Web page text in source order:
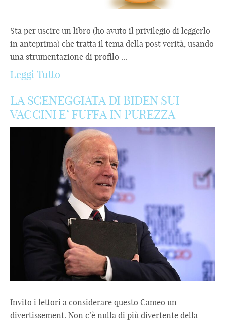
Sta per uscire un libro (ho avuto il privilegio di leggerlo
in anteprima) che tratta il tema della post verità, usando
una strumentazione di profilo ...
Leggi Tutto
LA SCENEGGIATA DI BIDEN SUI
VACCINI E’ FUFFA IN PUREZZA
Invito i lettori a considerare questo Cameo un
divertissement. Non c’è nulla di più divertente della